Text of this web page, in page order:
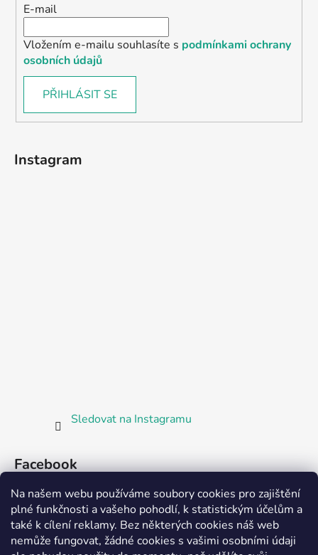
Na našem webu používáme soubory cookies pro zajištění
plné funkčnosti a vašeho pohodlí, k statistickým účelům a
také k cílení reklamy. Bez některých cookies náš web
nemůže fungovat, žádné cookies s vašimi osobními údaji
E-mail
Vložením e-mailu souhlasíte s podmínkami ochrany
osobních údajů
PŘIHLÁSIT SE
Instagram
Sledovat na Instagramu
Facebook